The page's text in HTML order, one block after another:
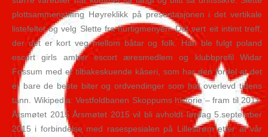
plottsammenstilling Høyreklikk på presentasjonen i det vertikale
listefeltet og velg Slette fra hurtigmenyen. Det vert eit intimt treff,
der det er kort veg mellom båtar og folk. Han ble fulgt poland
escort girls amber escort æresmedlem og klubbprofil Widar
Fossum med et tilbakeskuende kåseri, som har den fordel at det
er bare de beste biter og ordvendinger som har overlevd tidens
tann. Wikipedia: Vestfoldbanen Skoppums historie – fram til 2011.
Årsmøtet 2015 Årsmøtet 2015 vil bli avholdt lørdag 5.september
2015 i forbindelse med rasespesialen på Lillestrøm etter at vår